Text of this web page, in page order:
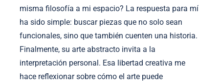
misma filosofía a mi espacio? La respuesta para mí
ha sido simple: buscar piezas que no solo sean
funcionales, sino que también cuenten una historia.
Finalmente, su arte abstracto invita a la
interpretación personal. Esa libertad creativa me
hace reflexionar sobre cómo el arte puede